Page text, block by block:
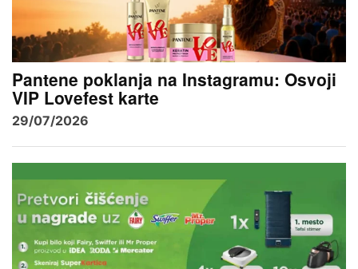
Pantene poklanja na Instagramu: Osvoji
VIP Lovefest karte
29/07/2026